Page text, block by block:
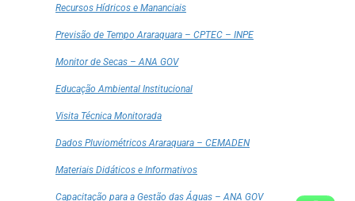
Recursos Hídricos e Mananciais
Previsão de Tempo Araraquara – CPTEC – INPE
Monitor de Secas – ANA GOV
Educação Ambiental Institucional
Visita Técnica Monitorada
Dados Pluviométricos Araraquara – CEMADEN
Materiais Didáticos e Informativos
Capacitação para a Gestão das Águas – ANA GOV